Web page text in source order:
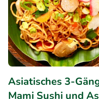
Asiatisches 3-
Mami Sushi und